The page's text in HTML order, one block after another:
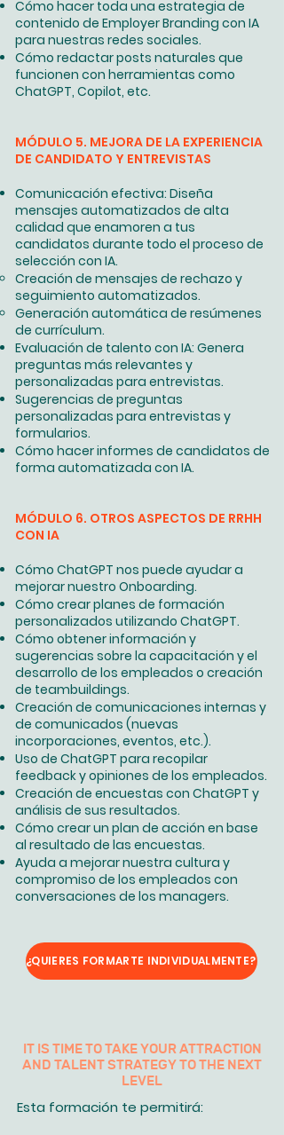
Cómo hacer toda una estrategia de
contenido de Employer Branding con IA
para nuestras redes sociales.
Cómo redactar posts naturales que
funcionen con herramientas como
ChatGPT, Copilot, etc.
MÓDULO 5. MEJORA DE LA EXPERIENCIA
DE CANDIDATO Y ENTREVISTAS
Comunicación efectiva: Diseña
mensajes automatizados de alta
calidad que enamoren a tus
candidatos durante todo el proceso de
selección con IA.
Creación de mensajes de rechazo y
seguimiento automatizados.
Generación automática de resúmenes
de currículum.
Evaluación de talento con IA: Genera
preguntas más relevantes y
personalizadas para entrevistas.
Sugerencias de preguntas
personalizadas para entrevistas y
formularios.
Cómo hacer informes de candidatos de
forma automatizada con IA.
MÓDULO 6. OTROS ASPECTOS DE RRHH
CON IA
Cómo ChatGPT nos puede ayudar a
mejorar nuestro Onboarding.
Cómo crear planes de formación
personalizados utilizando ChatGPT.
Cómo obtener información y
sugerencias sobre la capacitación y el
desarrollo de los empleados o creación
de teambuildings.
Creación de comunicaciones internas y
de comunicados (nuevas
incorporaciones, eventos, etc.).
Uso de ChatGPT para recopilar
feedback y opiniones de los empleados.
Creación de encuestas con ChatGPT y
análisis de sus resultados.
Cómo crear un plan de acción en base
al resultado de las encuestas.
Ayuda a mejorar nuestra cultura y
compromiso de los empleados con
conversaciones de los managers.​​
¿QUIERES FORMARTE INDIVIDUALMENTE?
IT IS TIME TO TAKE YOUR ATTRACTION
AND TALENT STRATEGY TO THE NEXT
LEVEL
Esta formación te permitirá: